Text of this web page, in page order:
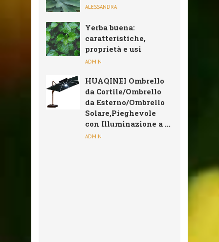
ALESSANDRA
Yerba buena:
caratteristiche,
proprietà e usi
ADMIN
HUAQINEI Ombrello
da Cortile/Ombrello
da Esterno/Ombrello
Solare,Pieghevole
con Illuminazione a ...
ADMIN